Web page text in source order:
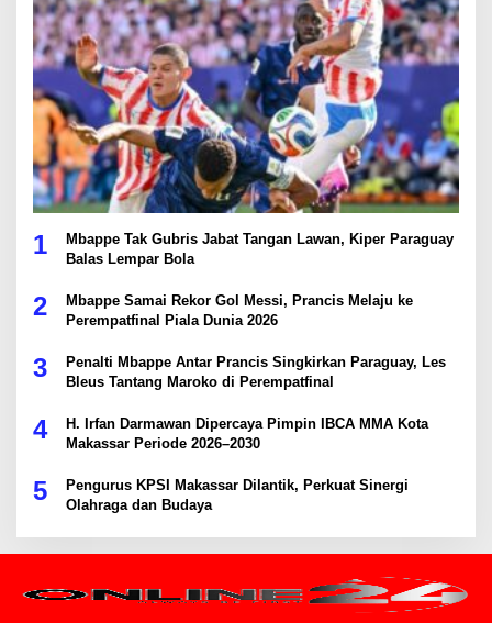
1
Mbappe Tak Gubris Jabat Tangan Lawan, Kiper Paraguay
Balas Lempar Bola
2
Mbappe Samai Rekor Gol Messi, Prancis Melaju ke
Perempatfinal Piala Dunia 2026
3
Penalti Mbappe Antar Prancis Singkirkan Paraguay, Les
Bleus Tantang Maroko di Perempatfinal
4
H. Irfan Darmawan Dipercaya Pimpin IBCA MMA Kota
Makassar Periode 2026–2030
5
Pengurus KPSI Makassar Dilantik, Perkuat Sinergi
Olahraga dan Budaya